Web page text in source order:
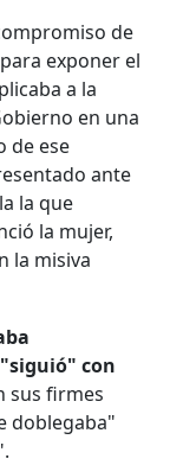
de
exponer el
a la
en una
de ese
ante
la que
la mujer,
la misiva
con
sus firmes
doblegaba"